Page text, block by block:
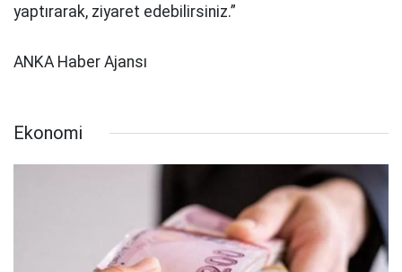
yaptırarak, ziyaret edebilirsiniz.”
ANKA Haber Ajansı
Ekonomi